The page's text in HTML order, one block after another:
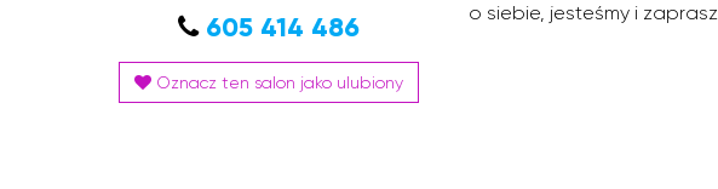
605 414 486
Oznacz ten salon jako ulubiony
o siebie, jesteśmy i